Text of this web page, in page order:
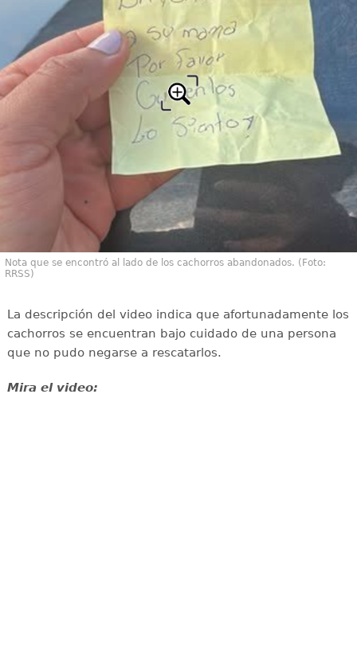
Nota que se encontró al lado de los cachorros abandonados. (Foto:
RRSS)
La descripción del video indica que afortunadamente los
cachorros se encuentran bajo cuidado de una persona
que no pudo negarse a rescatarlos.
Mira el video: